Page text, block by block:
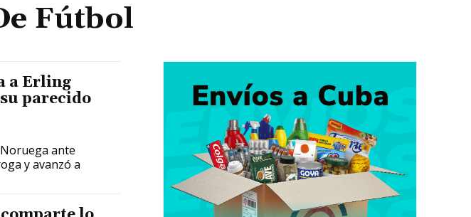
Fútbol
a Erling
parecido
ante
y avanzó a